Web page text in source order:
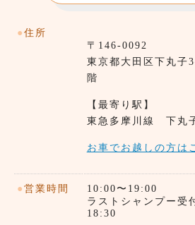
● 住所
〒146-0092
東京都⼤田区下丸子
階
【最寄り駅】
東急多摩川線 下丸
お車でお越しの方は
● 営業時間
10:00〜19:00
ラストシャンプー受
18:30